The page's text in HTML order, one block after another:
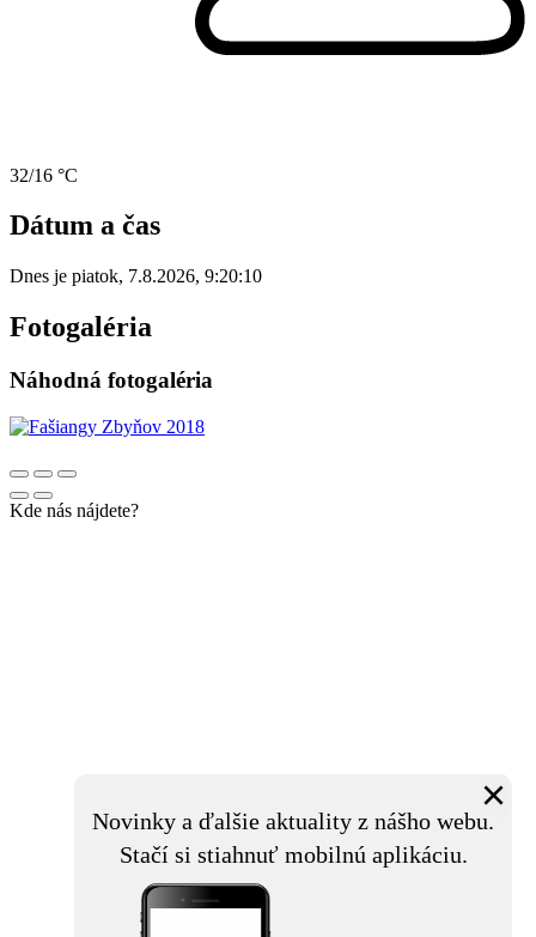
Novinky a ďalšie aktuality z nášho webu.
Stačí si stiahnuť mobilnú aplikáciu.
×
32/16 °C
Dátum a čas
Dnes je piatok, 7.8.2026, 9:20:10
Fotogaléria
Náhodná fotogaléria
Kde nás nájdete?